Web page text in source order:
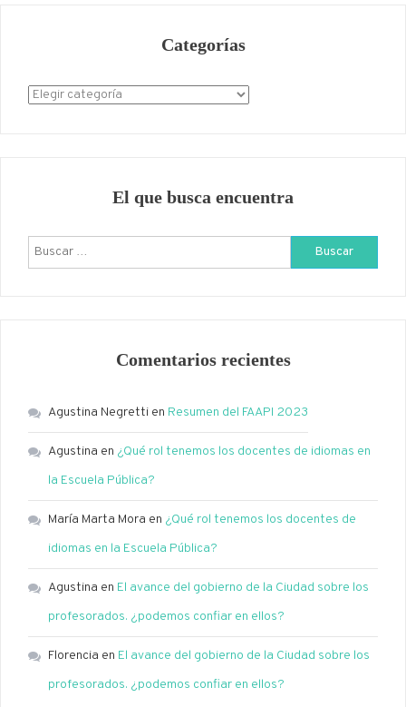
Categorías
Categorías
El que busca encuentra
Buscar:
Comentarios recientes
Agustina Negretti en Resumen del FAAPI 2023
Agustina en ¿Qué rol tenemos los docentes de idiomas en
la Escuela Pública?
María Marta Mora en ¿Qué rol tenemos los docentes de
idiomas en la Escuela Pública?
Agustina en El avance del gobierno de la Ciudad sobre los
profesorados. ¿podemos confiar en ellos?
Florencia en El avance del gobierno de la Ciudad sobre los
profesorados. ¿podemos confiar en ellos?